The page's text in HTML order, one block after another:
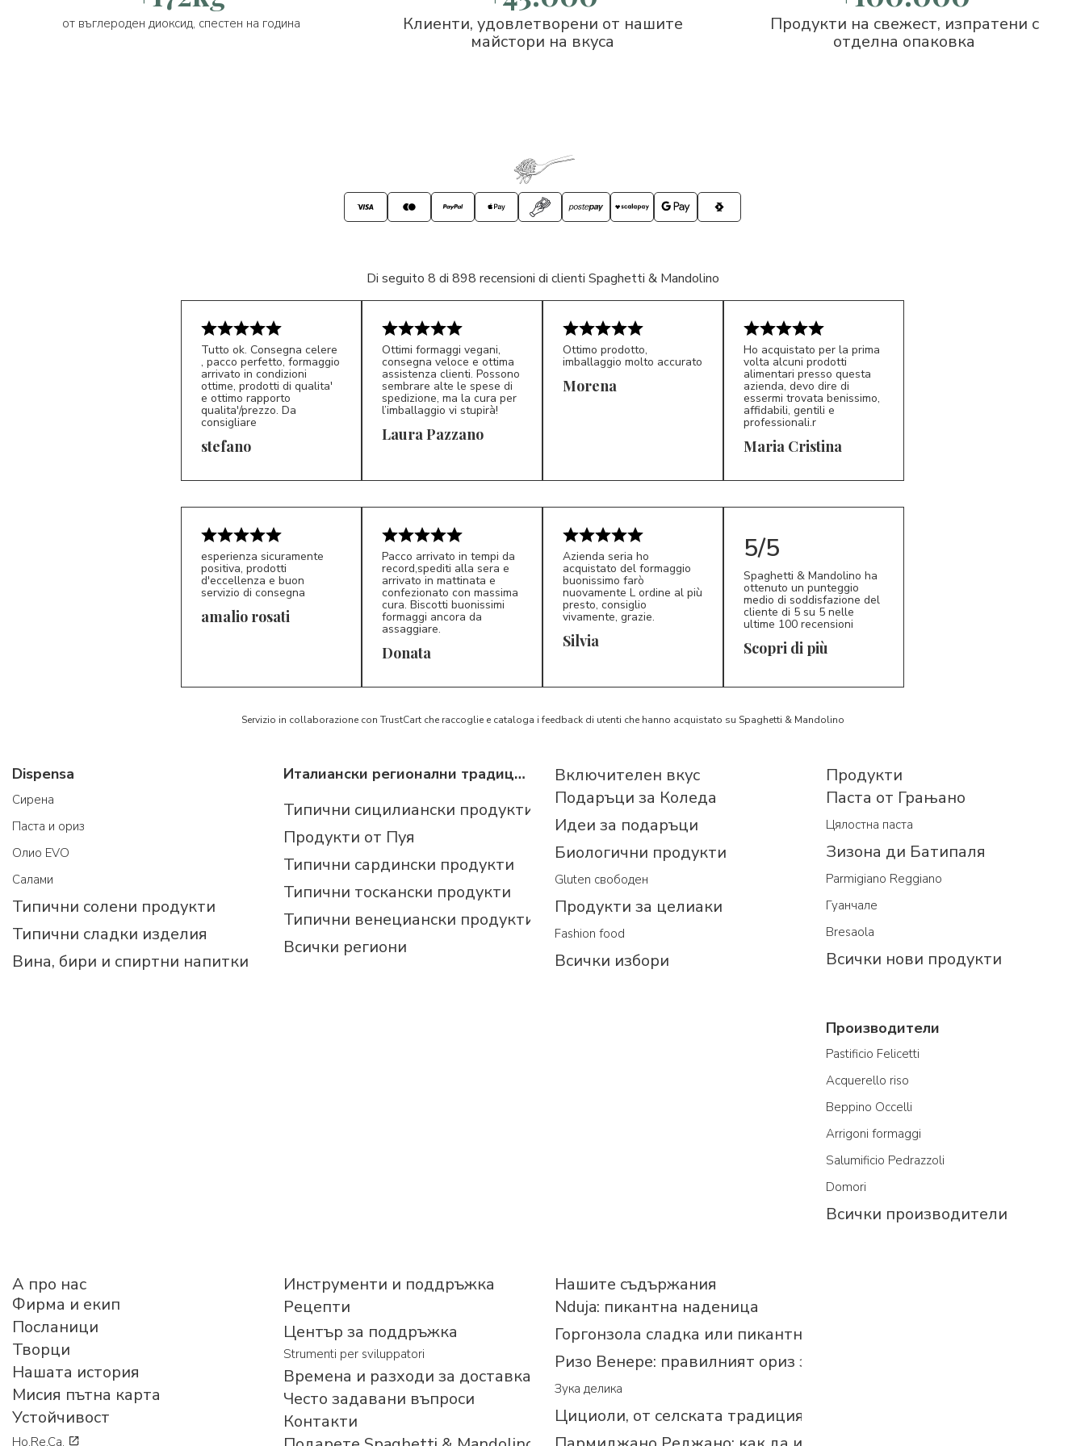
от въглероден диоксид, спестен на година
Клиенти, удовлетворени от нашите
майстори на вкуса
Продукти на свежест, изпратени с
отделна опаковка
Di seguito 8 di 898 recensioni di clienti Spaghetti & Mandolino
S*
Tutto ok. Consegna celere
, pacco perfetto, formaggio
arrivato in condizioni
ottime, prodotti di qualita'
e ottimo rapporto
qualita'/prezzo. Da
consigliare
stefano LP 5/5
Ottimi formaggi vegani,
consegna veloce e ottima
assistenza clienti. Possono
sembrare alte le spese di
spedizione, ma la cura per
l’imballaggio vi stupirà!
Laura Pazzano
Ottimo prodotto,
imballaggio molto accurato
Morena
MC 5/5
Ho acquistato per la prima
volta alcuni prodotti
alimentari presso questa
azienda, devo dire di
essermi trovata benissimo,
affidabili, gentili e
professionali.r
Maria Cristina
esperienza sicuramente
positiva, prodotti
d'eccellenza e buon
servizio di consegna
amalio rosati
D*
Pacco arrivato in tempi da
record,spediti alla sera e
arrivato in mattinata e
confezionato con massima
cura. Biscotti buonissimi
formaggi ancora da
assaggiare.
Donata S*
Azienda seria ho
acquistato del formaggio
buonissimo farò
nuovamente L ordine al più
presto, consiglio
vivamente, grazie.
Silvia
5/5
Spaghetti & Mandolino ha
ottenuto un punteggio
medio di soddisfazione del
cliente di 5 su 5 nelle
ultime 100 recensioni
Scopri di più
Servizio in collaborazione con TrustCart che raccoglie e cataloga i feedback di utenti che hanno acquistato su Spaghetti & Mandolino
Dispensa
Cирена
Паста и ориз
Олио EVO
Салами
Типични солени продукти
Типични сладки изделия
Вина, бири и спиртни напитки
Италиански регионални традиционни продукти
Типични сицилиански продукти
Продукти от Пуя
Типични сардински продукти
Типични тоскански продукти
Типични венециански продукти
Всички региони
Включителен вкус
Подаръци за Коледа
Идеи за подаръци
Биологични продукти
Gluten свободен
Продукти за целиаки
Fashion food
Всички избори
Продукти
Паста от Грањано
Цялостна паста
Зизона ди Батипаля
Parmigiano Reggiano
Гуанчале
Bresaola
Всички нови продукти
Производители
Pastificio Felicetti
Acquerello riso
Beppino Occelli
Arrigoni formaggi
Salumificio Pedrazzoli
Domori
Всички производители
A про нас
Фирма и екип
Посланици
Творци
Нашата история
Мисия пътна карта
Устойчивост
Ho.Re.Ca.
Инструменти и поддръжка
Рецепти
Център за поддръжка
Strumenti per sviluppatori
Времена и разходи за доставка
Често задавани въпроси
Контакти
Нашите съдържания
Nduja: пикантна наденица
Горгонзола сладка или пикантна?
Ризо Венере: правилният ориз за...
Зука делика
Цициоли, от селската традиция